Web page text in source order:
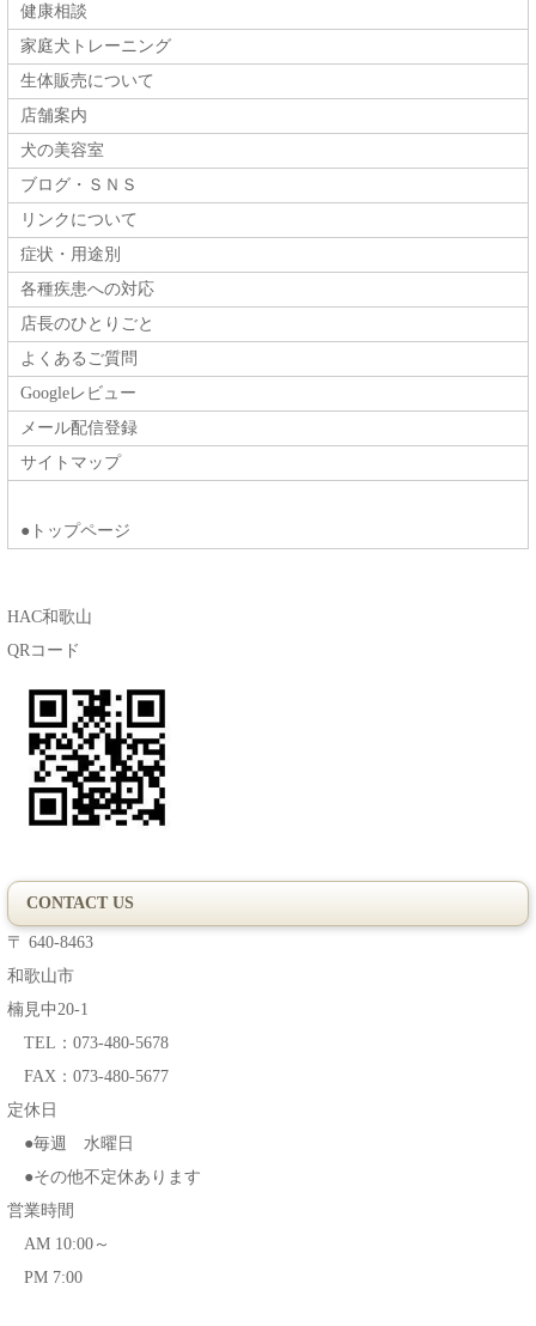
健康相談
家庭犬トレーニング
生体販売について
店舗案内
犬の美容室
ブログ・ＳＮＳ
リンクについて
症状・用途別
各種疾患への対応
店長のひとりごと
よくあるご質問
Googleレビュー
メール配信登録
サイトマップ
●トップページ
HAC和歌山
QRコード
CONTACT US
〒 640-8463
和歌山市
楠見中20-1
TEL：073-480-5678
FAX：073-480-5677
定休日
●毎週 水曜日
●その他不定休あります
営業時間
AM 10:00～
PM 7:00